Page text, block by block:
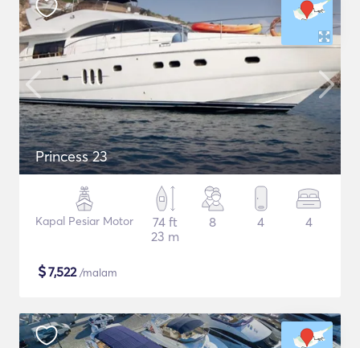
Princess 23
Kapal Pesiar Motor
74 ft
23 m
8 4 4
$7,522/malam